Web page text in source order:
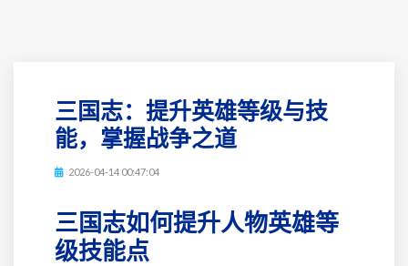
三国志：提升英雄等级与技
能，掌握战争之道
2026-04-14 00:47:04
三国志如何提升人物英雄等
级技能点